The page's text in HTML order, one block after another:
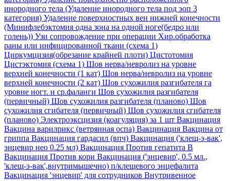
инородного тела (Удаление инородного тела под эоп 3
категория) Удаление поверхностных вен нижней конечности
(Минифлебэктомия одна зона на одной ноге(бедро или
голень)) Узи сопровождение при операции Хир.обработка
раны или инфицированной ткани (схема 1)
Циркумцизия(обрезание крайней плоти) Цистотомия
Цистэктомия (схема 1) Шов нерва/невролиз на уровне
верхней конечности (1 кат) Шов нерва/невролиз на уровне
верхней конечности (2 кат) Шов сухожилия разгибателя га
уровне ногт. и ср.фаланги Шов сухожилия разгибателя
(первичный) Шов сухожилия разгибателя (планово) Шов
сухожилия сгибателя (первичный) Шов сухожилия сгибателя
(планово) Электроэксцизия (коагуляция) за 1 шт Вакцинация
Вакцина варилрикс (ветрянная оспа) Вакцинация Вакцина от
гриппа Вакцинация гардасил (впч) Вакцинация ('клещ-э-вак',
энцевир нео 0.25 мл) Вакцинация Против гепатита В
Вакцинация Против кори Вакцинация ('энцевир', 0.5 мл.,
'клещ-э-вак',внутримышечно) п/клещевого энцефалита
Вакцинация 'энцевир' для сотрудников Внутривенное